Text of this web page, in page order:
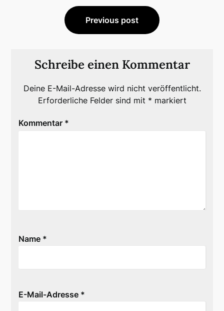
Beitragsnavigation
Previous post
Schreibe einen Kommentar
Deine E-Mail-Adresse wird nicht veröffentlicht.
Erforderliche Felder sind mit * markiert
Kommentar *
Name *
E-Mail-Adresse *